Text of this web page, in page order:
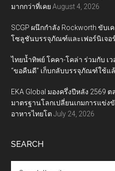
มากกว่าที่เคย August 4, 2026
SCGP ผนึกกำลัง Rockworth ขับ
โซลูชันบรรจุภัณฑ์และเฟอร์นิเจอ
ไทยน้ำทิพย์ โคคา-โคล่า ร่วมกับ เว
“ขอคืนดี” เก็บกลับบรรจุภัณฑ์ใช้แล้
EKA Global มองครึ่งปีหลัง 2569
มาตรฐานโลกเปลี่ยนเกมการแข่
อาหารไทยโต July 24, 2026
SEARCH